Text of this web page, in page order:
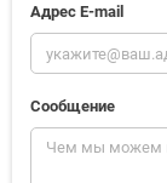
Адрес E-mail
Сообщение